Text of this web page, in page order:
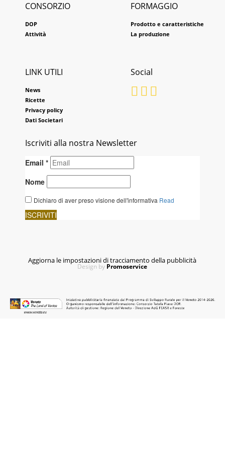
CONSORZIO
DOP
Attività
FORMAGGIO
Prodotto e caratteristiche
La produzione
Social
LINK UTILI
News
Ricette
Privacy policy
Dati Societari
Iscriviti alla nostra Newsletter
Aggiorna le impostazioni di tracciamento della pubblicità
Design by Promoservice